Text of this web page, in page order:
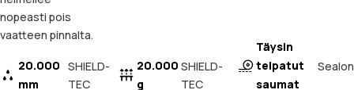
nopeasti pois
vaatteen pinnalta.
20.000
mm
SHIELD-
TEC
20.000
g
SHIELD-
TEC
Täysin
teipatut
saumat
Sealon